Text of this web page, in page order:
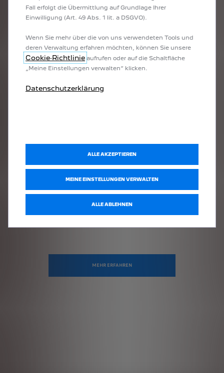
UVV-SERVICE
Vorsicht ist besser als Nachsicht – erst Recht in
Sachen Arbeitssicherheit im Rahmen der
MEHR ERFAHREN
Fall erfolgt die Übermittlung auf Grundlage Ihrer
Einwilligung (Art. 49 Abs. 1 lit. a DSGVO).
Wenn Sie mehr über die von uns verwendeten Tools und
deren Verwaltung erfahren möchten, können Sie unsere
Cookie‑Richtlinie aufrufen oder auf die Schaltfläche
„Meine Einstellungen verwalten“ klicken.
Datenschutzerklärung
MEINE EINSTELLUNGEN VERWALTEN
ALLE AKZEPTIEREN
ALLE ABLEHNEN